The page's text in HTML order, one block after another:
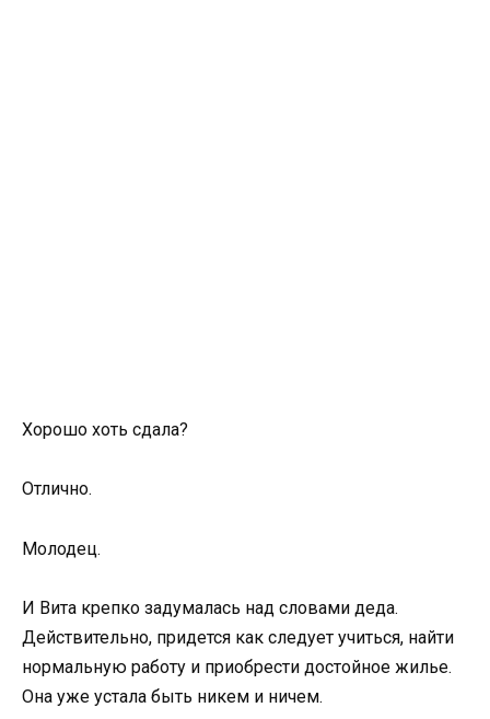
Хорошо хоть сдала?
Отлично.
Молодец.
И Вита крепко задумалась над словами деда.
Действительно, придется как следует учиться, найти
нормальную работу и приобрести достойное жилье.
Она уже устала быть никем и ничем.